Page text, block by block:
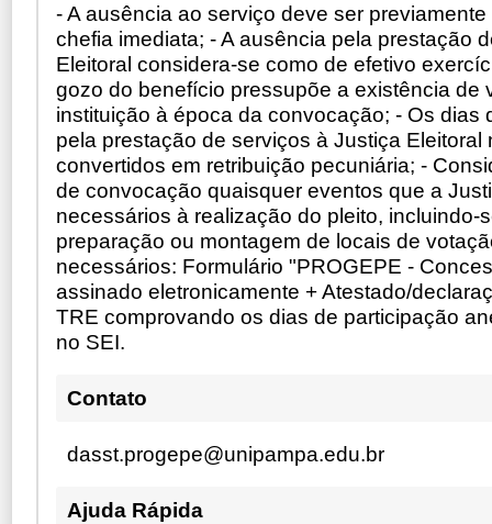
- A ausência ao serviço deve ser
chefia imediata; - A ausência pela prestação
Eleitoral considera-se como de efetivo
gozo do benefício pressupõe a existência de
instituição à época da convocação; - Os dias
pela prestação de serviços à Justiça Eleitoral
convertidos em retribuição pecuniária; -
de convocação quaisquer eventos que a
necessários à realização do pleito, incluindo-
preparação ou montagem de locais de
necessários: Formulário "PROGEPE -
assinado eletronicamente + Atestado/
TRE comprovando os dias de participação
no SEI.
Contato
dasst.progepe@unipampa.edu.br
Ajuda Rápida